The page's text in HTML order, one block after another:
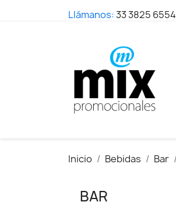
Llámanos:33 3825 6554
Inicio Bebidas Bar
BAR